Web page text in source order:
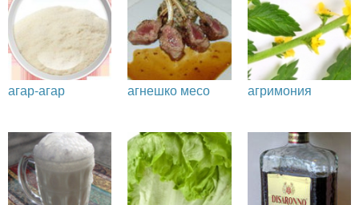
агар-агар агнешко месо агримония